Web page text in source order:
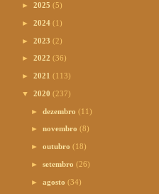
► 2025 (5)
► 2024 (1)
► 2023 (2)
► 2022 (36)
► 2021 (113)
▼ 2020 (237)
►dezembro(11)
►novembro(8)
►outubro(18)
►setembro(26)
►agosto(34)